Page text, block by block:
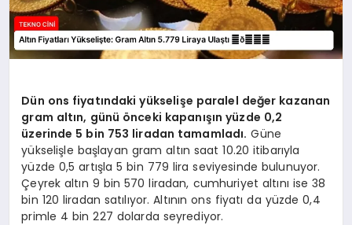
Dün ons fiyatındaki yükselişe paralel değer kazanan
gram altın, günü önceki kapanışın yüzde 0,2
üzerinde 5 bin 753 liradan tamamladı. Güne
yükselişle başlayan gram altın saat 10.20 itibarıyla
yüzde 0,5 artışla 5 bin 779 lira seviyesinde bulunuyor.
Çeyrek altın 9 bin 570 liradan, cumhuriyet altını ise 38
bin 120 liradan satılıyor. Altının ons fiyatı da yüzde 0,4
primle 4 bin 227 dolarda seyrediyor.